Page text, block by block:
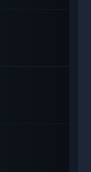
tạo ra một
và sự
đầy cảm
gái nuôi của